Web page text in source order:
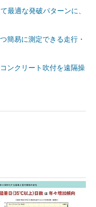
最適な発破パターンに、
簡易に測定できる走行・
ンクリート吹付を遠隔操